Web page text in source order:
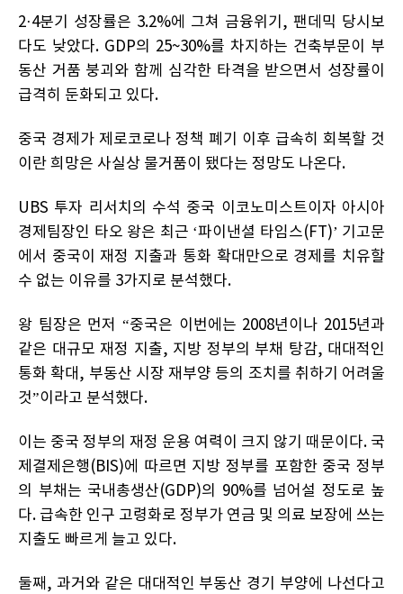
2·4분기 성장률은 3.2%에 그쳐 금융위기, 팬데믹 당시보
다도 낮았다. GDP의 25~30%를 차지하는 건축부문이 부
동산 거품 붕괴와 함께 심각한 타격을 받으면서 성장률이
급격히 둔화되고 있다.
중국 경제가 제로코로나 정책 폐기 이후 급속히 회복할 것
이란 희망은 사실상 물거품이 됐다는 정망도 나온다.
UBS 투자 리서치의 수석 중국 이코노미스트이자 아시아
경제팀장인 타오 왕은 최근 ‘파이낸셜 타임스(FT)’ 기고문
에서 중국이 재정 지출과 통화 확대만으로 경제를 치유할
수 없는 이유를 3가지로 분석했다.
왕 팀장은 먼저 “중국은 이번에는 2008년이나 2015년과
같은 대규모 재정 지출, 지방 정부의 부채 탕감, 대대적인
통화 확대, 부동산 시장 재부양 등의 조치를 취하기 어려울
것”이라고 분석했다.
이는 중국 정부의 재정 운용 여력이 크지 않기 때문이다. 국
제결제은행(BIS)에 따르면 지방 정부를 포함한 중국 정부
의 부채는 국내총생산(GDP)의 90%를 넘어설 정도로 높
다. 급속한 인구 고령화로 정부가 연금 및 의료 보장에 쓰는
지출도 빠르게 늘고 있다.
둘째, 과거와 같은 대대적인 부동산 경기 부양에 나선다고